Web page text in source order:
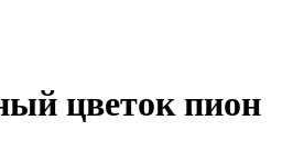
цветок пион